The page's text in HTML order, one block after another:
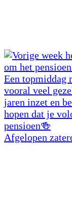
Afgelopen